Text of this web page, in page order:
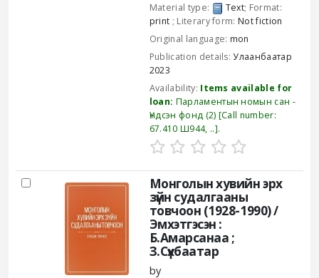
Material type:
Text; Format:
print ; Literary form:Not fiction
Original language: mon
Publication details:Улаанбаатар
2023
Availability: Items available for
loan: Парламентын номын сан -
Үндсэн фонд (2) Call number:
67.410 Ш944, .. .
Монголын хувийн эрх
зүйн судалгааны
товчоон (1928-1990) /
Эмхэтгэсэн :
Б.Амарсанаа ;
З.Сүхбаатар
by